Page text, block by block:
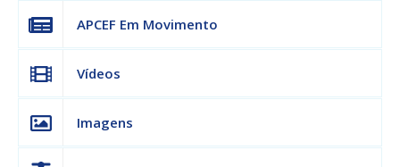
APCEF Em Movimento
Vídeos
Imagens